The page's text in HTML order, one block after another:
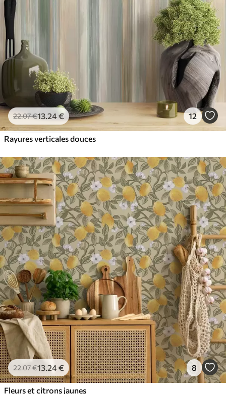
22.07€13.24€ 12
Rayures verticales douces
22.07€13.24€ 8
Fleurs et citrons jaunes